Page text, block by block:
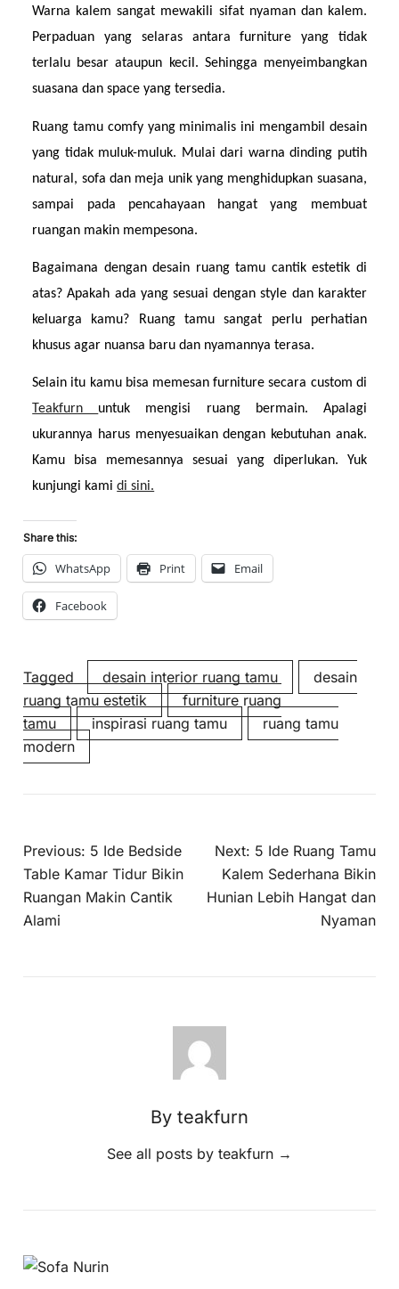
Warna kalem sangat mewakili sifat nyaman dan kalem.
Perpaduan yang selaras antara furniture yang tidak
terlalu besar ataupun kecil. Sehingga menyeimbangkan
suasana dan space yang tersedia.
Ruang tamu comfy yang minimalis ini mengambil desain
yang tidak muluk-muluk. Mulai dari warna dinding putih
natural, sofa dan meja unik yang menghidupkan suasana,
sampai pada pencahayaan hangat yang membuat
ruangan makin mempesona.
Bagaimana dengan desain ruang tamu cantik estetik di
atas? Apakah ada yang sesuai dengan style dan karakter
keluarga kamu? Ruang tamu sangat perlu perhatian
khusus agar nuansa baru dan nyamannya terasa.
Teakfurn untuk mengisi ruang bermain. Apalagi
ukurannya harus menyesuaikan dengan kebutuhan anak.
Kamu bisa memesannya sesuai yang diperlukan. Yuk
kunjungi kami di sini.
Share this:
WhatsApp Print Email
Facebook
Tagged desain interior ruang tamu
desain
ruang tamu estetik
furniture ruang
tamu
inspirasi ruang tamu
ruang tamu
modern
Previous: 5 Ide Bedside
Table Kamar Tidur Bikin
Ruangan Makin Cantik
Alami
Next: 5 Ide Ruang Tamu
Kalem Sederhana Bikin
Hunian Lebih Hangat dan
Nyaman
By teakfurn
See all posts by teakfurn →